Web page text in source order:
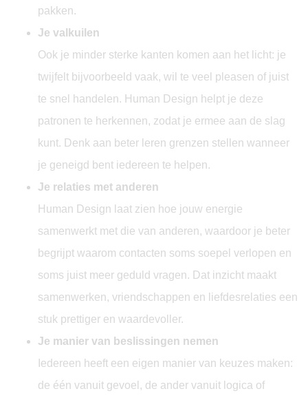
pakken.
Je valkuilen
Ook je minder sterke kanten komen aan het licht: je
twijfelt bijvoorbeeld vaak, wil te veel pleasen of juist
te snel handelen. Human Design helpt je deze
patronen te herkennen, zodat je ermee aan de slag
kunt. Denk aan beter leren grenzen stellen wanneer
je geneigd bent iedereen te helpen.
Je relaties met anderen
Human Design laat zien hoe jouw energie
samenwerkt met die van anderen, waardoor je beter
begrijpt waarom contacten soms soepel verlopen en
soms juist meer geduld vragen. Dat inzicht maakt
samenwerken, vriendschappen en liefdesrelaties een
stuk prettiger en waardevoller.
Je manier van beslissingen nemen
Iedereen heeft een eigen manier van keuzes maken:
de één vanuit gevoel, de ander vanuit logica of